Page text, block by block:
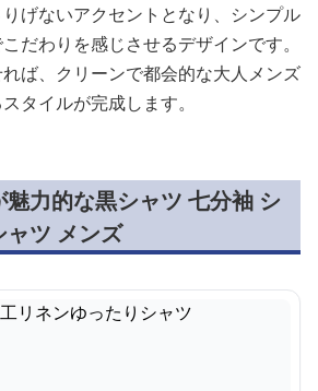
げないアクセントとなり、シンプル
だわりを感じさせるデザインです。
ば、クリーンで都会的な大人メンズ
タイルが完成します。
魅力的な黒シャツ 七分袖 シ
ャツ メンズ